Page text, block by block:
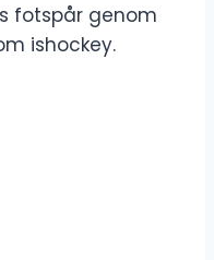
fotspår genom
ishockey.